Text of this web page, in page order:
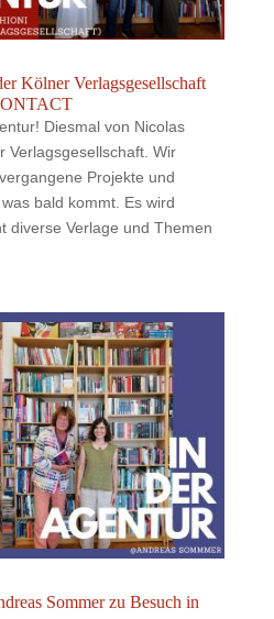
Kölner Verlagsgesellschaft
Diesmal von Nicolas
Verlagsgesellschaft. Wir
Projekte und
bald kommt. Es wird
diverse Verlage und Themen
Sommer zu Besuch in